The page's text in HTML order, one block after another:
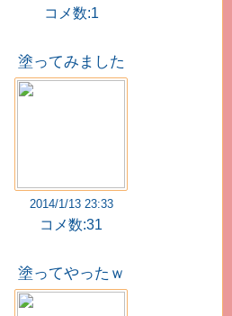
コメ数:1
塗ってみました
2014/1/13 23:33
コメ数:31
塗ってやったｗ
←